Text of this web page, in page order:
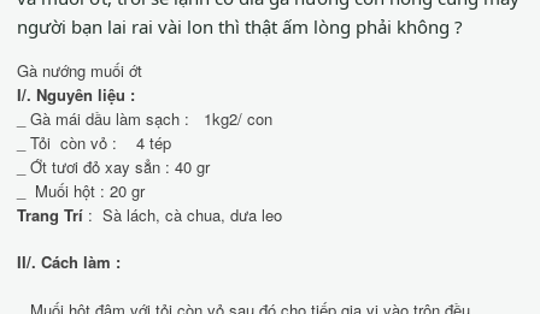
người bạn lai rai vài lon thì thật ấm lòng phải không ?
Gà nướng muối ớt
I/. Nguyên liệu :
_ Gà mái dầu làm sạch : 1kg2/ con
_ Tỏi còn vỏ : 4 tép
_ Ớt tươi đỏ xay sẳn : 40 gr
_ Muối hột : 20 gr
Trang Trí : Sà lách, cà chua, dưa leo
II/. Cách làm :